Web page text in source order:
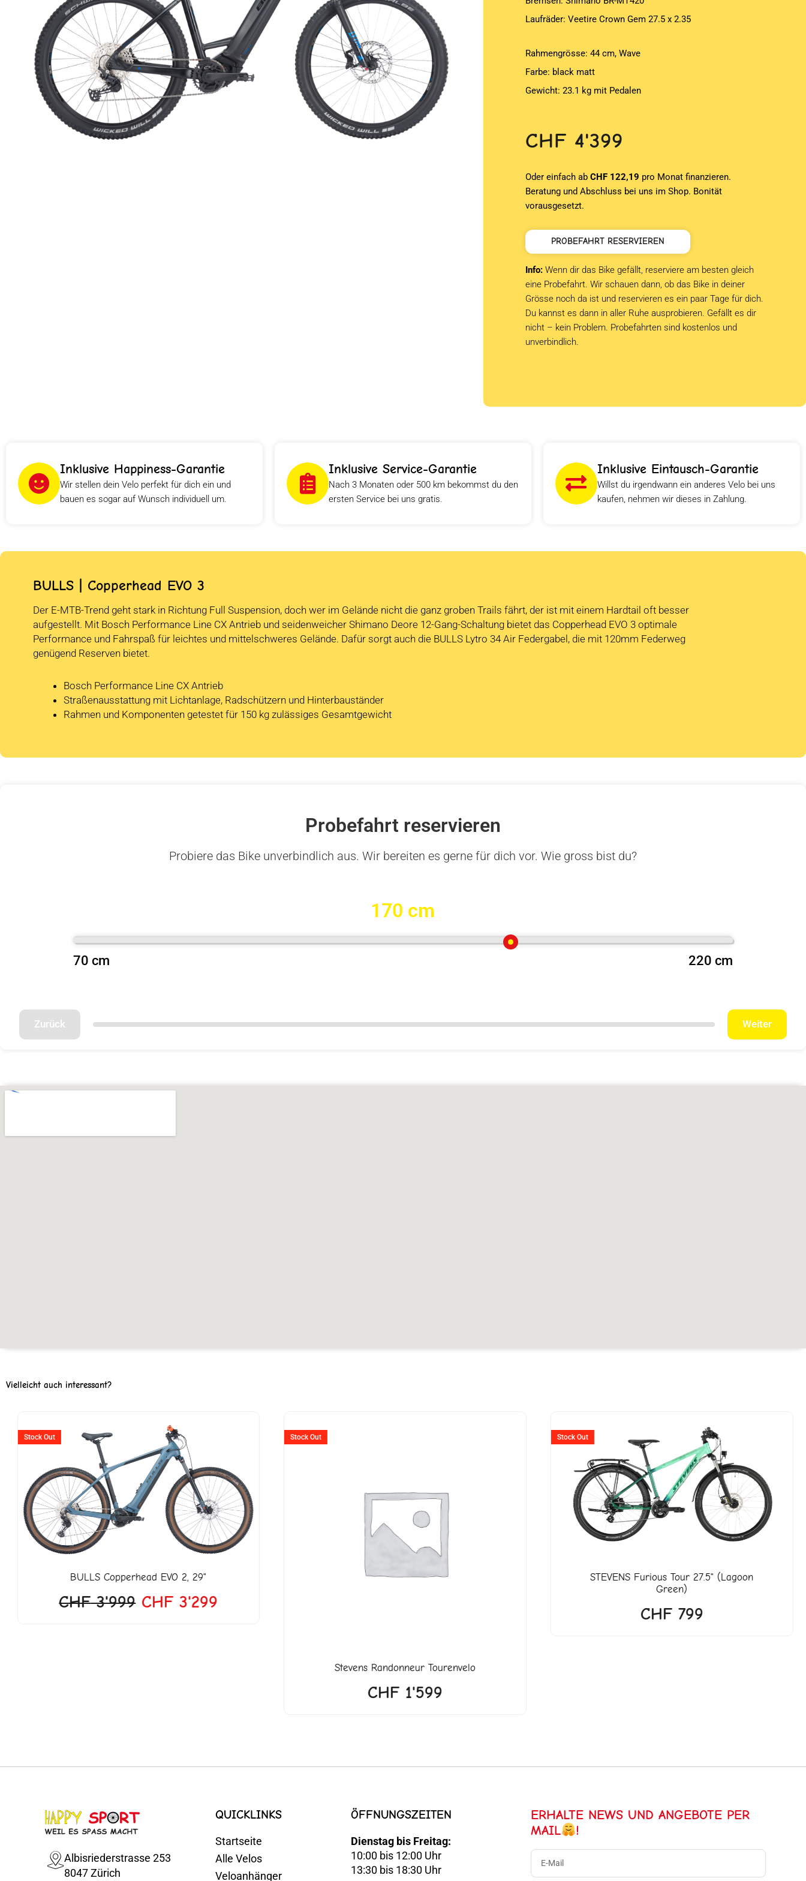
Laufräder: Veetire Crown Gem 27.5 x 2.35
Rahmengrösse: 44 cm, Wave
Farbe: black matt
Gewicht: 23.1 kg mit Pedalen
CHF 4'399
Oder einfach abCHF 122,19 pro Monat finanzieren.
Beratung und Abschluss bei uns im Shop. Bonität
vorausgesetzt.
PROBEFAHRT RESERVIEREN
Info: Wenn dir das Bike gefällt, reserviere am besten gleich
eine Probefahrt. Wir schauen dann, ob das Bike in deiner
Grösse noch da ist und reservieren es ein paar Tage für dich.
Du kannst es dann in aller Ruhe ausprobieren. Gefällt es dir
nicht – kein Problem. Probefahrten sind kostenlos und
unverbindlich.
Inklusive Happiness-Garantie
Wir stellen dein Velo perfekt für dich ein und
bauen es sogar auf Wunsch individuell um.
Inklusive Service-Garantie
Nach 3 Monaten oder 500 km bekommst du den
ersten Service bei uns gratis.
Inklusive Eintausch-Garantie
Willst du irgendwann ein anderes Velo bei uns
kaufen, nehmen wir dieses in Zahlung.
BULLS | Copperhead EVO 3
Der E-MTB-Trend geht stark in Richtung Full Suspension, doch wer im Gelände nicht die ganz groben Trails fährt, der ist mit einem Hardtail oft besser
aufgestellt. Mit Bosch Performance Line CX Antrieb und seidenweicher Shimano Deore 12-Gang-Schaltung bietet das Copperhead EVO 3 optimale
Performance und Fahrspaß für leichtes und mittelschweres Gelände. Dafür sorgt auch die BULLS Lytro 34 Air Federgabel, die mit 120mm Federweg
genügend Reserven bietet.
Bosch Performance Line CX Antrieb
Straßenausstattung mit Lichtanlage, Radschützern und Hinterbauständer
Rahmen und Komponenten getestet für 150 kg zulässiges Gesamtgewicht
Probefahrt reservieren
Probiere das Bike unverbindlich aus. Wir bereiten es gerne für dich vor. Wie gross bist du?
170 cm
70 cm 220 cm
Zurück Weiter
Vielleicht auch interessant?
Stock Out
BULLSCopperhead EVO 2, 29"
CHF3'999
Preis
war:
CHF 3'999
CHF3'299
ist:
CHF 3'299.
Stock Out
Stevens Randonneur Tourenvelo
CHF1'599
Stock Out
STEVENSFurious Tour 27.5" (Lagoon
Green)
CHF799
Albisriederstrasse 253
8047 Zürich
QUICKLINKS
Startseite
Alle Velos
Veloanhänger
ÖFFNUNGSZEITEN
Dienstag bis Freitag:
10:00 bis 12:00 Uhr
13:30 bis 18:30 Uhr
ERHALTE NEWS UND ANGEBOTE PER
MAIL
!